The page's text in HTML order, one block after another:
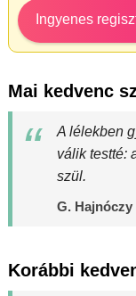
Ingyenes
Mai kedvenc
A lélekben
válik testté:
szül.
G. Hajnóczy
Korábbi